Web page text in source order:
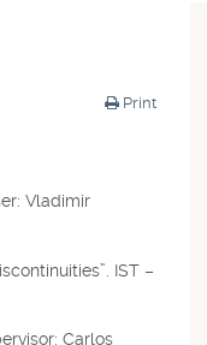
Print
Vladimir
IST –
Carlos